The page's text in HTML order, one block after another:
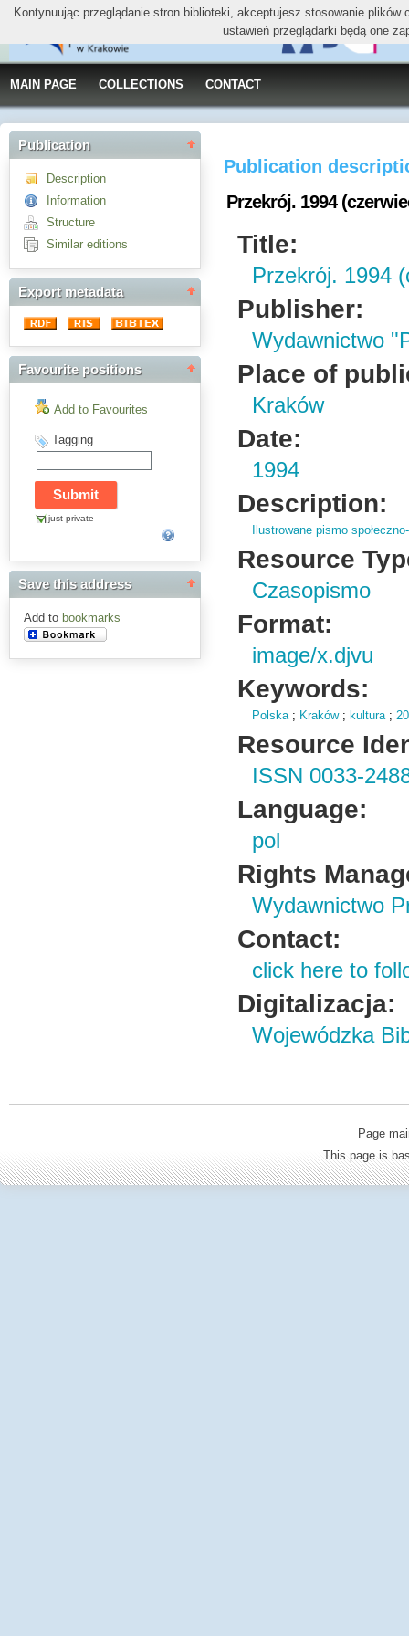
MAIN PAGE COLLECTIONS CONTACT
Publication
Description
Information
Structure
Similar editions
Export metadata
Favourite positions
Add to Favourites
Tagging
just private
Save this address
Add to bookmarks
Publication
Przekrój. 1994
Title:
Przekrój. 1994
Publisher:
Wydawnictwo
Place of
Kraków
Date:
1994
Description:
Ilustrowane pismo
Resource
Czasopismo
Format:
image/x.djvu
Keywords:
Polska; Kraków; kultura;
Resource
ISSN 0033-
Language:
pol
Rights
Wydawnictwo
Contact:
click here to
Digitalizacja:
Wojewódzka
Page
This page is
Kontynuując przeglądanie stron biblioteki, akceptujesz stosowanie
ustawień przeglądarki będą one